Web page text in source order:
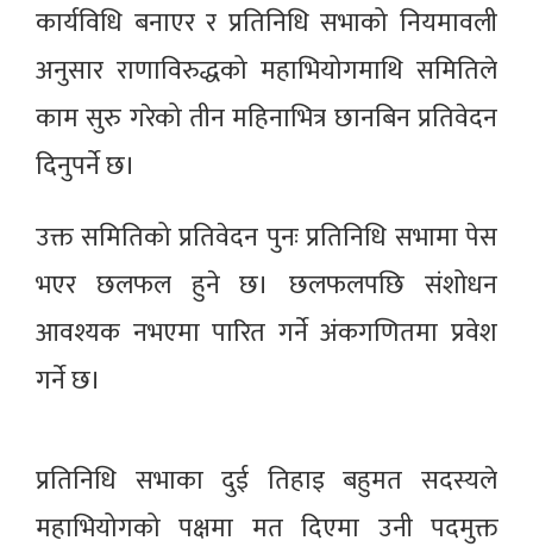
कार्यविधि बनाएर र प्रतिनिधि सभाको नियमावली
अनुसार राणाविरुद्धको महाभियोगमाथि समितिले
काम सुरु गरेको तीन महिनाभित्र छानबिन प्रतिवेदन
दिनुपर्ने छ।
उक्त समितिको प्रतिवेदन पुनः प्रतिनिधि सभामा पेस
भएर छलफल हुने छ। छलफलपछि संशोधन
आवश्यक नभएमा पारित गर्ने अंकगणितमा प्रवेश
गर्ने छ।
प्रतिनिधि सभाका दुई तिहाइ बहुमत सदस्यले
महाभियोगको पक्षमा मत दिएमा उनी पदमुक्त